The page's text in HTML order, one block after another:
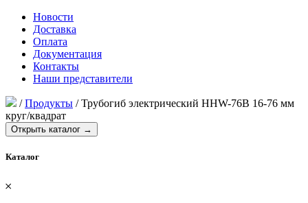
Новости
Доставка
Оплата
Документация
Контакты
Наши представители
/Продукты /Трубогиб электрический HHW-76B 16-76 мм
круг/квадрат
Открыть каталог →
Каталог
𐄂